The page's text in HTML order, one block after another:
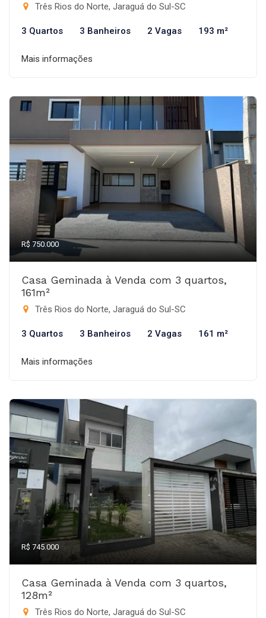
Três Rios do Norte, Jaraguá do Sul-SC
3 Quartos 3 Banheiros 2 Vagas 193 m²
Mais informações
R$ 750.000
Casa Geminada à Venda com 3 quartos,
161m²
Três Rios do Norte, Jaraguá do Sul-SC
3 Quartos 3 Banheiros 2 Vagas 161 m²
Mais informações
R$ 745.000
Casa Geminada à Venda com 3 quartos,
128m²
Três Rios do Norte, Jaraguá do Sul-SC